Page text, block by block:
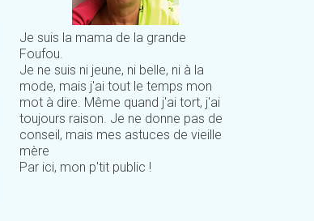
Je suis la mama de la grande
Foufou.
Je ne suis ni jeune, ni belle, ni à la
mode, mais j'ai tout le temps mon
mot à dire. Même quand j'ai tort, j'ai
toujours raison. Je ne donne pas de
conseil, mais mes astuces de vieille
mère
Par ici, mon p'tit public !